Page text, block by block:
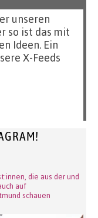
unseren
so ist das mit
Ideen. Ein
X-Feeds
die aus der und
auf
schauen